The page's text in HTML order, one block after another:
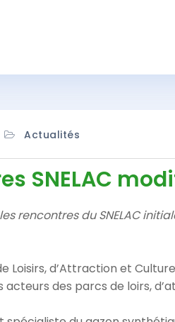
Actualités
SNELAC
rencontres du SNELAC
Loisirs, d’Attraction et
des parcs de loirs,